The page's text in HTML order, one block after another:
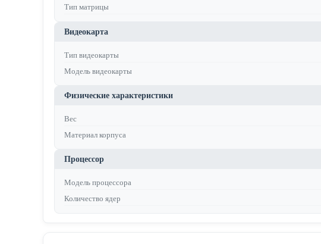
Тип матрицы
Видеокарта
Тип видеокарты
Модель видеокарты
Физические характеристики
Вес
Материал корпуса
Процессор
Модель процессора
Количество ядер